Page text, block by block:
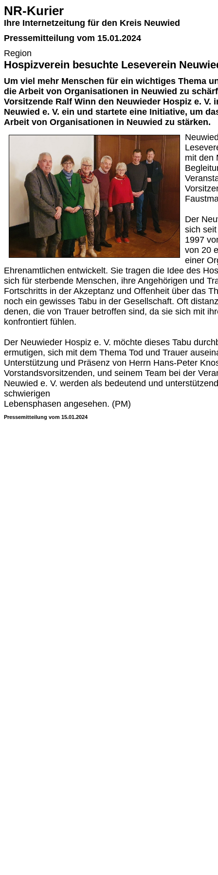
NR-Kurier
Ihre Internetzeitung für den Kreis Neuwied
Pressemitteilung vom 15.01.2024
Region
Hospizverein besuchte Leseverein
Um viel mehr Menschen für ein wichtiges Thema
die Arbeit von Organisationen in Neuwied zu
Vorsitzende Ralf Winn den Neuwieder Hospiz e. V.
Neuwied e. V. ein und startete eine Initiative, um
Arbeit von Organisationen in Neuwied zu stärken.
mit den
Der
sich
1997
von 20
einer
Ehrenamtlichen entwickelt. Sie tragen die Idee des
sich für sterbende Menschen, ihre Angehörigen und
Fortschritts in der Akzeptanz und Offenheit über das
noch ein gewisses Tabu in der Gesellschaft. Oft
denen, die von Trauer betroffen sind, da sie sich mit
konfrontiert fühlen.
Der Neuwieder Hospiz e. V. möchte dieses Tabu
ermutigen, sich mit dem Thema Tod und Trauer
Unterstützung und Präsenz von Herrn Hans-Peter
Vorstandsvorsitzenden, und seinem Team bei der
Neuwied e. V. werden als bedeutend und
schwierigen
Lebensphasen angesehen. (PM)
Pressemitteilung vom 15.01.2024